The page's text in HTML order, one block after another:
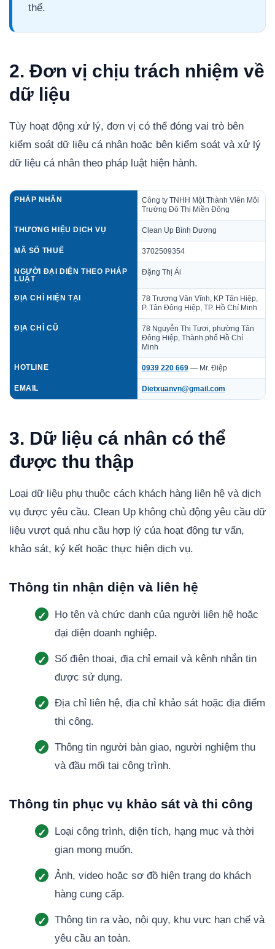
thể.
2. Đơn vị chịu trách nhiệm về
dữ liệu
Tùy hoạt động xử lý, đơn vị có thể đóng vai trò bên
kiểm soát dữ liệu cá nhân hoặc bên kiểm soát và xử lý
dữ liệu cá nhân theo pháp luật hiện hành.
PHÁP NHÂN
Công ty TNHH Một Thành Viên Môi
Trường Đô Thị Miền Đông
THƯƠNG HIỆU DỊCH VỤ Clean Up Bình Dương
MÃ SỐ THUẾ 3702509354
NGƯỜI ĐẠI DIỆN THEO PHÁP
LUẬT
Đặng Thị Ái
ĐỊA CHỈ HIỆN TẠI
78 Trương Văn Vĩnh, KP Tân Hiệp,
P. Tân Đông Hiệp, TP. Hồ Chí Minh
ĐỊA CHỈ CŨ
78 Nguyễn Thị Tươi, phường Tân
Đông Hiệp, Thành phố Hồ Chí
Minh
HOTLINE 0939 220 669 — Mr. Điệp
EMAIL Dietxuanvn@gmail.com
3. Dữ liệu cá nhân có thể
được thu thập
Loại dữ liệu phụ thuộc cách khách hàng liên hệ và dịch
vụ được yêu cầu. Clean Up không chủ động yêu cầu dữ
liệu vượt quá nhu cầu hợp lý của hoạt động tư vấn,
khảo sát, ký kết hoặc thực hiện dịch vụ.
Thông tin nhận diện và liên hệ
Họ tên và chức danh của người liên hệ hoặc
đại diện doanh nghiệp.
Số điện thoại, địa chỉ email và kênh nhắn tin
được sử dụng.
Địa chỉ liên hệ, địa chỉ khảo sát hoặc địa điểm
thi công.
Thông tin người bàn giao, người nghiệm thu
và đầu mối tại công trình.
Thông tin phục vụ khảo sát và thi công
Loại công trình, diện tích, hạng mục và thời
gian mong muốn.
Ảnh, video hoặc sơ đồ hiện trạng do khách
hàng cung cấp.
Thông tin ra vào, nội quy, khu vực hạn chế và
yêu cầu an toàn.